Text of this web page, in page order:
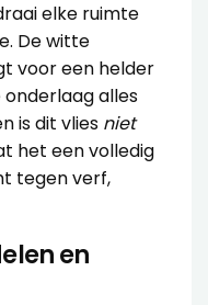
elke ruimte
De witte
voor een helder
alles
is dit vlies niet
het een volledig
tegen verf,
en